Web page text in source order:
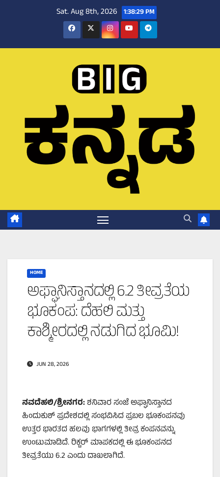
Sat. Aug 8th, 2026 1:38:30 PM
HOME
ಅಫ್ಘಾನಿಸ್ತಾನದಲ್ಲಿ 6.2 ತೀವ್ರತೆಯ
ಭೂಕಂಪ: ದೆಹಲಿ ಮತ್ತು
ಕಾಶ್ಮೀರದಲ್ಲಿ ನಡುಗಿದ ಭೂಮಿ!
JUN 28, 2026
ನವದೆಹಲಿ/ಶ್ರೀನಗರ:ಶನಿವಾರ ಸಂಜೆ ಅಫ್ಘಾನಿಸ್ತಾನದ
ಹಿಂದುಕುಶ್ ಪ್ರದೇಶದಲ್ಲಿ ಸಂಭವಿಸಿದ ಪ್ರಬಲ ಭೂಕಂಪನವು
ಉತ್ತರ ಭಾರತದ ಹಲವು ಭಾಗಗಳಲ್ಲಿ ತೀವ್ರ ಕಂಪನವನ್ನು
ಉಂಟುಮಾಡಿದೆ. ರಿಕ್ಟರ್ ಮಾಪಕದಲ್ಲಿ ಈ ಭೂಕಂಪನದ
ತೀವ್ರತೆಯು 6.2 ಎಂದು ದಾಖಲಾಗಿದೆ.